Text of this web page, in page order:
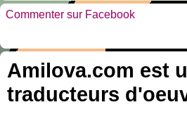
Commenter sur Facebook
Amilova.com est
traducteurs